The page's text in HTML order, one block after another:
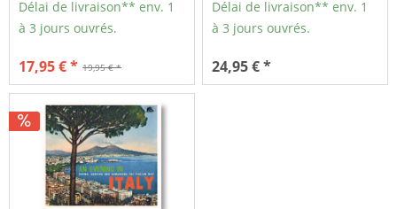
Délai de livraison** env. 1
à 3 jours ouvrés.
19,95 € *
17,95 € *
Délai de livraison** env. 1
à 3 jours ouvrés.
24,95 € *